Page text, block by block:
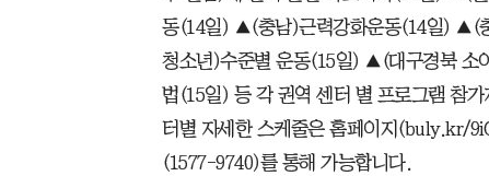
동(14일) ▲(충남)근력강화운동(14일) ▲(
청소년)수준별 운동(15일) ▲(대구경북 소
법(15일) 등 각 권역 센터 별 프로그램 참
터별 자세한 스케줄은 홈페이지(buly.kr/
(1577-9740)를 통해 가능합니다.